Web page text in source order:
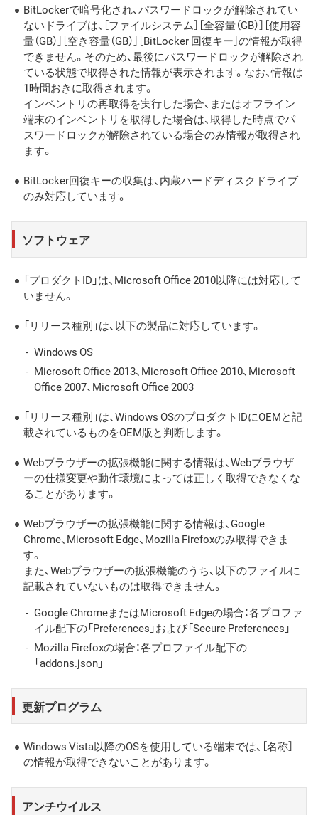
BitLockerで暗号化され、パスワードロックが解除されてい
ないドライブは、［ファイルシステム］［全容量（GB）］［使用容
量（GB）］［空き容量（GB）］［BitLocker 回復キー］の情報が取得
できません。そのため、最後にパスワードロックが解除され
ている状態で取得された情報が表示されます。なお、情報は
1時間おきに取得されます。
インベントリの再取得を実行した場合、またはオフライン
端末のインベントリを取得した場合は、取得した時点でパ
スワードロックが解除されている場合のみ情報が取得され
ます。
BitLocker回復キーの収集は、内蔵ハードディスクドライブ
のみ対応しています。
ソフトウェア
「プロダクトID」は、Microsoft Office 2010以降には対応して
いません。
「リリース種別」は、以下の製品に対応しています。
Windows OS
Microsoft Office 2013、Microsoft Office 2010、Microsoft
Office 2007、Microsoft Office 2003
「リリース種別」は、Windows OSのプロダクトIDにOEMと記
載されているものをOEM版と判断します。
Webブラウザーの拡張機能に関する情報は、Webブラウザ
ーの仕様変更や動作環境によっては正しく取得できなくな
ることがあります。
Webブラウザーの拡張機能に関する情報は、Google
Chrome、Microsoft Edge、Mozilla Firefoxのみ取得できま
す。
また、Webブラウザーの拡張機能のうち、以下のファイルに
記載されていないものは取得できません。
Google ChromeまたはMicrosoft Edgeの場合：各プロファ
イル配下の「Preferences」および「Secure Preferences」
Mozilla Firefoxの場合：各プロファイル配下の
「addons.json」
更新プログラム
Windows Vista以降のOSを使用している端末では、［名称］
の情報が取得できないことがあります。
アンチウイルス